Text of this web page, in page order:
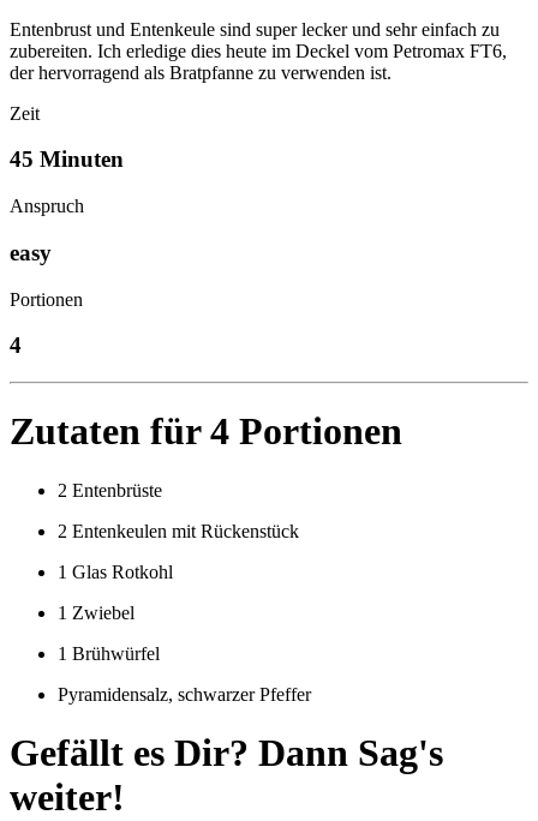
Entenbrust und Entenkeule sind super lecker und sehr einfach zu
zubereiten. Ich erledige dies heute im Deckel vom Petromax FT6,
der hervorragend als Bratpfanne zu verwenden ist.
Zeit
45 Minuten
Anspruch
easy
Portionen
4
Zutaten für 4 Portionen
2 Entenbrüste
2 Entenkeulen mit Rückenstück
1 Glas Rotkohl
1 Zwiebel
1 Brühwürfel
Pyramidensalz, schwarzer Pfeffer
Gefällt es Dir? Dann Sag's
weiter!